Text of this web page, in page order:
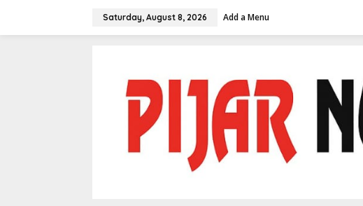
Saturday, August 8, 2026 Add a Menu